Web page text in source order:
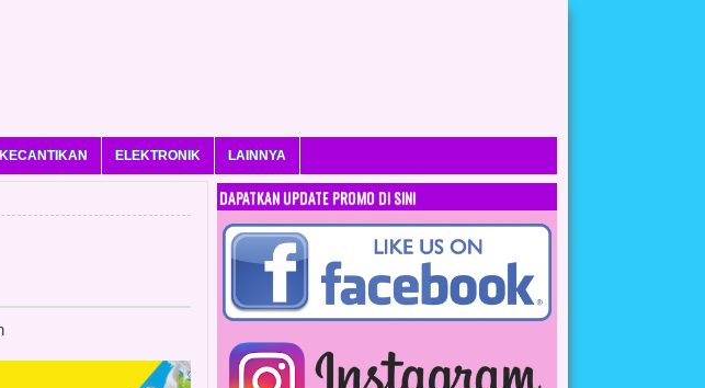
ELEKTRONIK LAINNYA
DAPATKAN UPDATE PROMO DI SINI